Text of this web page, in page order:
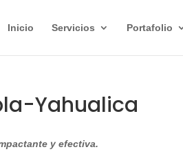
Inicio Servicios Portafolio
Yahualica
y efectiva.